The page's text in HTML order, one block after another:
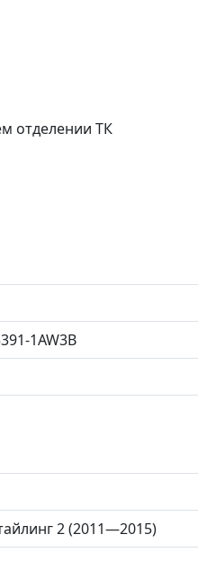
отделении ТК
1AW3B
2 (2011—2015)